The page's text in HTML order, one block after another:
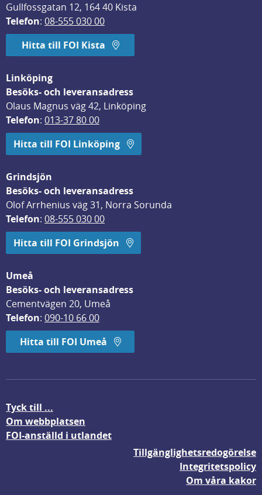
Gullfossgatan 12, 164 40 Kista
Telefon: 08-555 030 00
Hitta till FOI Kista
Linköping
Besöks- och leveransadress
Olaus Magnus väg 42, Linköping
Telefon: 013-37 80 00
Hitta till FOI Linköping
Grindsjön
Besöks- och leveransadress
Olof Arrhenius väg 31, Norra Sorunda
Telefon: 08-555 030 00
Hitta till FOI Grindsjön
Umeå
Besöks- och leveransadress
Cementvägen 20, Umeå
Telefon: 090-10 66 00
Hitta till FOI Umeå
Tyck till ...
Om webbplatsen
FOI-anställd i utlandet
Tillgänglighetsredogörelse
Integritetspolicy
Om våra kakor